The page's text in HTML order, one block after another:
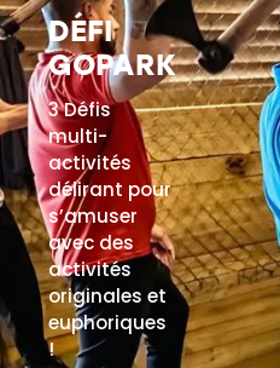
EN SAVOIR PLUS
DÉFI
GOPARK
3 Défis
multi-
activités
délirant pour
s’amuser
avec des
activités
originales et
euphoriques
!